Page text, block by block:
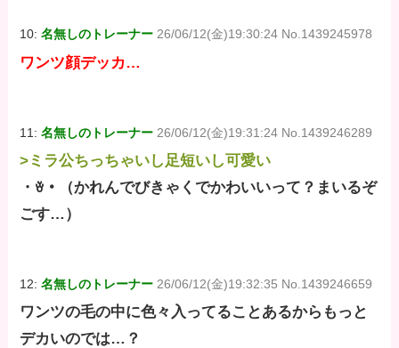
10:名無しのトレーナー 26/06/12(金)19:30:24 No.1439245978
ワンツ顔デッカ…
11:名無しのトレーナー 26/06/12(金)19:31:24 No.1439246289
>ミラ公ちっちゃいし足短いし可愛い
・ꈊ・（かれんでびきゃくでかわいいって？まいるぞ
ごす…）
12:名無しのトレーナー 26/06/12(金)19:32:35 No.1439246659
ワンツの毛の中に色々入ってることあるからもっと
デカいのでは…？